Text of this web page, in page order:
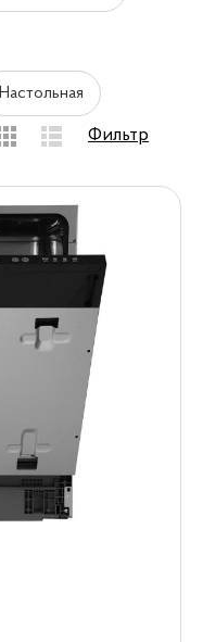
Настольная
Фильтр